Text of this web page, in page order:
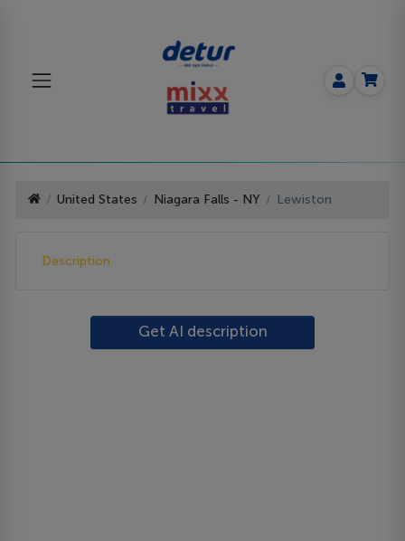
United States Niagara Falls - NY Lewiston
Description
Get AI description